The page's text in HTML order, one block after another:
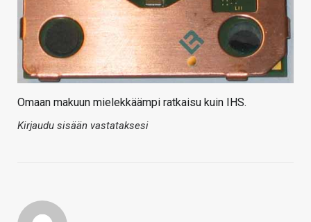
Omaan makuun mielekkäämpi ratkaisu kuin IHS.
Kirjaudu sisään vastataksesi